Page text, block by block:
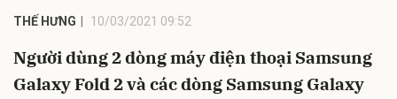
THẾ HƯNG 10/03/2021 09:52
Người dùng 2 dòng máy điện thoại Samsung
Galaxy Fold 2 và các dòng Samsung Galaxy
Hủy